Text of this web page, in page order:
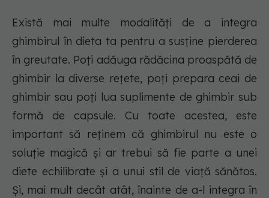
Există mai multe modalități de a integra
ghimbirul în dieta ta pentru a susține pierderea
în greutate. Poți adăuga rădăcina proaspătă de
ghimbir la diverse rețete, poți prepara ceai de
ghimbir sau poți lua suplimente de ghimbir sub
formă de capsule. Cu toate acestea, este
important să reținem că ghimbirul nu este o
soluție magică și ar trebui să fie parte a unei
diete echilibrate și a unui stil de viață sănătos.
Și, mai mult decât atât, înainte de a-l integra în